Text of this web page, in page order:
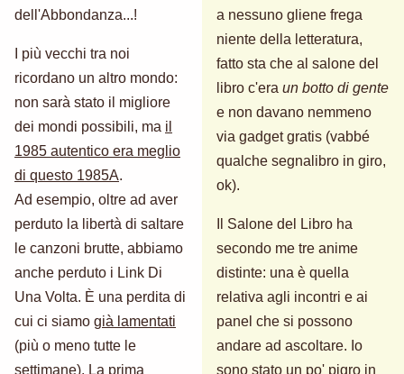
dell'Abbondanza...!
I più vecchi tra noi
ricordano un altro mondo:
non sarà stato il migliore
dei mondi possibili, ma il
1985 autentico era meglio
di questo 1985A.
Ad esempio, oltre ad aver
perduto la libertà di saltare
le canzoni brutte, abbiamo
anche perduto i Link Di
Una Volta. È una perdita di
cui ci siamo già lamentati
(più o meno tutte le
settimane). La prima
a nessuno gliene frega
niente della letteratura,
fatto sta che al salone del
libro c'era un botto di gente
e non davano nemmeno
via gadget gratis (vabbé
qualche segnalibro in giro,
ok).
Il Salone del Libro ha
secondo me tre anime
distinte: una è quella
relativa agli incontri e ai
panel che si possono
andare ad ascoltare. Io
sono stato un po' pigro in